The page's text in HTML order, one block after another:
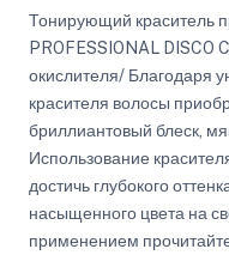
Тонирующий краситель
PROFESSIONAL DISCO
окислителя/ Благодаря
красителя волосы
бриллиантовый блеск,
Использование
достичь глубокого
насыщенного цвета на
применением